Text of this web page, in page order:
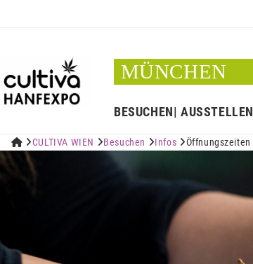
MÜNCHEN
BESUCHEN AUSSTELLEN
 CULTIVA WIEN Besuchen Infos Öffnungszeiten